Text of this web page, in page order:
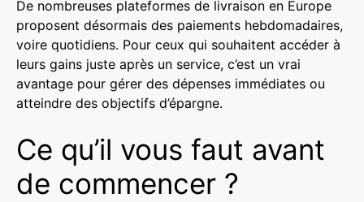
De nombreuses plateformes de livraison en Europe
proposent désormais des paiements hebdomadaires,
voire quotidiens. Pour ceux qui souhaitent accéder à
leurs gains juste après un service, c’est un vrai
avantage pour gérer des dépenses immédiates ou
atteindre des objectifs d’épargne.
Ce qu’il vous faut avant
de commencer ?